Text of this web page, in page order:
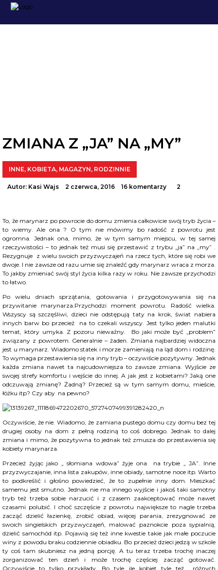
ZMIANA Z „JA” NA „MY”
INNE, KOBIETA, MAGAZYN, RODZINNIE
Autor: Kasi Wajs 2 czerwca, 2016 16 komentarzy 2
To, że marynarz po powrocie do domu zmienia całkowicie swój tryb życia –
to wiemy. Ale ona ? O tym nie mówimy bo radość z powrotu jest
ogromna. Jednak ona, mimo, że w tym samym miejscu, w tej samej
rzeczywistości – to jednak też musi się przestawić z trybu „ja” na „my” .
Rezygnuje z wielu swoich przyzwyczajeń na rzecz tych, które się robi we
dwoje. I nie zawsze od razu umie się znaleźć gdy marynarz wraca z morza.
To jakby zmieniać swój styl życia kilka razy w roku. Nie zawsze przychodzi
to łatwo.
Po wielu dniach sprzątania, gotowania i przygotowywania się na
przywitanie marynarza.Przychodzi moment powrotu. Radość wielka.
Wszyscy są szczęśliwi, dzieci nie odstępują taty na krok, świat nabiera
innych barw bo przecież na to czekali wszyscy. Jest tylko jeden malutki
temat, który umyka. Z pozoru nieważny. Bo jaki może być „problem”
związany z powrotem. Generalnie – żaden. Zmiana najbardziej widoczna
jest u marynarz. Wiadomo statek i morze zamieniają na ląd dom i rodzinę.
To wymaga przestawienia się na inny tryb – oczywiście pozytywny. Jednak
każda zmiana nawet ta najcudowniejsza to zawsze zmiana. Wyjście ze
swojej strefy komfortu i wejście do innej. A jak jest z kobietami? Jaką one
odczuwają zmianę? Żadną? Przecież są w tym samym domu, mieście,
łóżku itp? Czy aby na pewno?
Oczywiście, że nie. Wiadomo, że zamiana pustego domu czy domu bez tej
drugiej osoby na dom z pełną rodziną to coś dobrego. Jednak to dalej
zmiana i mimo, że pozytywna to jednak też zmusza do przestawienia się
kobiety marynarza.
Przecież żyjąc jako „ słomiana wdowa” żyje ona na trybie „ JA”. Inne
przyzwyczajanie, inna lista zakupów, inne obiady, samotne noce itp. Warto
to podkreślić i głośno powiedzieć, że to zupełnie inny dom. Mieszkać
samemu jest smutno. Jednak nie ma innego wyjście i jakoś taki samotny
tryb też trzeba sobie narzucić i z czasem zaakceptować może nawet
czasami polubić. I choć szczęście z powrotu największe to nagle trzeba
zacząć dzielić łazienkę, zrobić obiad, więcej parania, zrezygnować ze
swoich singielskich przyzwyczajeń, malować paznokcie poza sypialnią,
dzielić samochód itp. Pojawią się też inne kwestie takie jak małe poczucie
winy z powodu braku codziennie obiadku. Bo przecież dzieci jedzą w szkole
ty coś tam skubniesz na jedną porcję. A tu teraz trzeba trochę inaczej
zorganizować ten dzień i może trochę częściej zacząć gotować.
Oczywiście to tylko przykłady. Bo tyle ile kobiet tyle też różnych